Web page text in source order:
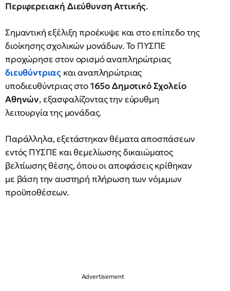
Περιφερειακή Διεύθυνση Αττικής.
Σημαντική εξέλιξη προέκυψε και στο επίπεδο της
διοίκησης σχολικών μονάδων. Το ΠΥΣΠΕ
προχώρησε στον ορισμό αναπληρώτριας
διευθύντριας και αναπληρώτριας
υποδιευθύντριας στο165ο Δημοτικό Σχολείο
Αθηνών, εξασφαλίζοντας την εύρυθμη
λειτουργία της μονάδας.
Παράλληλα, εξετάστηκαν θέματα αποσπάσεων
εντός ΠΥΣΠΕ και θεμελίωσης δικαιώματος
βελτίωσης θέσης, όπου οι αποφάσεις κρίθηκαν
με βάση την αυστηρή πλήρωση των νόμιμων
προϋποθέσεων.